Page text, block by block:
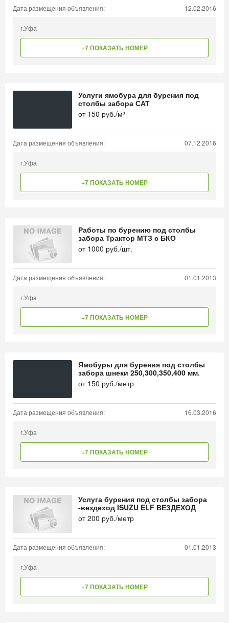
Дата размещения объявления: 12.02.2016
г.Уфа
+7 ПОКАЗАТЬ НОМЕР
Услуги ямобура для бурения под
столбы забора САТ
от 150 руб./м³
Дата размещения объявления: 07.12.2016
г.Уфа
+7 ПОКАЗАТЬ НОМЕР
Работы по бурению под столбы
забора Трактор МТЗ с БКО
от 1000 руб./шт.
Дата размещения объявления: 01.01.2013
г.Уфа
+7 ПОКАЗАТЬ НОМЕР
Ямобуры для бурения под столбы
забора шнеки 250,300,350,400 мм.
от 150 руб./метр
Дата размещения объявления: 16.03.2016
г.Уфа
+7 ПОКАЗАТЬ НОМЕР
Услуга бурения под столбы забора
-вездеход ISUZU ELF ВЕЗДЕХОД
от200 руб./метр
Дата размещения объявления: 01.01.2013
г.Уфа
+7 ПОКАЗАТЬ НОМЕР